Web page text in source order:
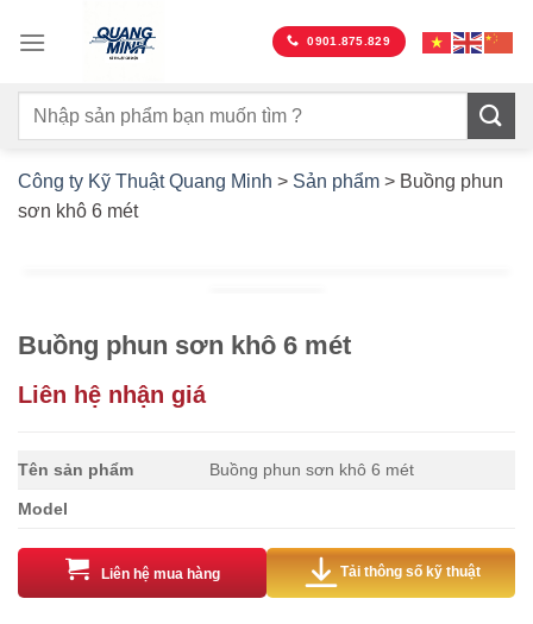
qua
dung
0901.875.829
Công ty Kỹ Thuật Quang Minh > Sản phẩm > Buồng phun
sơn khô 6 mét
Buồng phun sơn khô 6 mét
Liên hệ nhận giá
Tên sản phẩm Buồng phun sơn khô 6 mét
Model
Liên hệ mua hàng Tải thông số kỹ thuật